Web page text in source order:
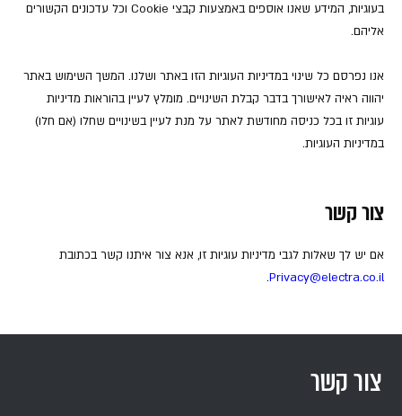
בעוגיות, המידע שאנו אוספים באמצעות קבצי Cookie וכל עדכונים הקשורים
אליהם.
אנו נפרסם כל שינוי במדיניות העוגיות הזו באתר ושלנו. המשך השימוש באתר
יהווה ראיה לאישורך בדבר קבלת השינויים. מומלץ לעיין בהוראות מדיניות
עוגיות זו בכל כניסה מחודשת לאתר על מנת לעיין בשינויים שחלו (אם חלו)
במדיניות העוגיות.
צור קשר
אם יש לך שאלות לגבי מדיניות עוגיות זו, אנא צור איתנו קשר בכתובת
Privacy@electra.co.il
.
צור קשר